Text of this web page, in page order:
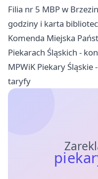
Filia nr 5 MBP w
godziny i karta
Komenda Miejska
Piekarach Śląskich -
MPWiK Piekary
taryfy